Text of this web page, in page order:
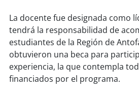
soy coronel
soyarauco
soytemuco
La docente fue designada como
tendrá la responsabilidad de
estudiantes de la Región de
obtuvieron una beca para
experiencia, la que contempla
financiados por el programa.